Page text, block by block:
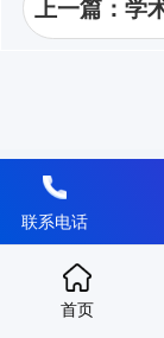
首页
联系电话